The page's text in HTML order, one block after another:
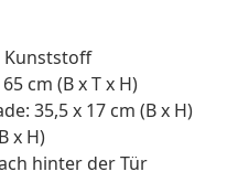
cm (B x T x H)
35,5 x 17 cm (B x H)
x H)
hinter der Tür